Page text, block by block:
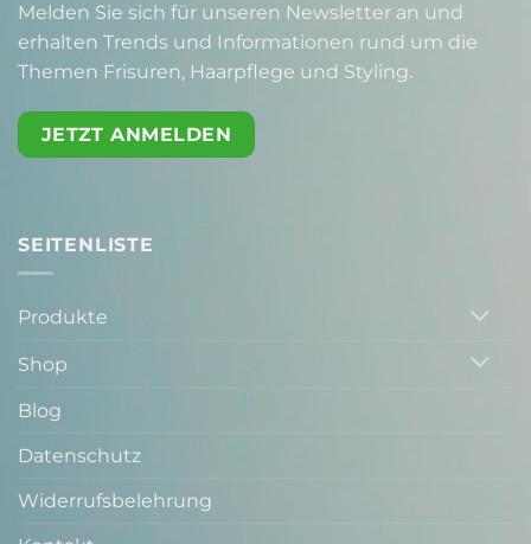
Melden Sie sich für unseren Newsletter an und
erhalten Trends und Informationen rund um die
Themen Frisuren, Haarpflege und Styling.
JETZT ANMELDEN
SEITENLISTE
Produkte
Shop
Blog
Datenschutz
Widerrufsbelehrung